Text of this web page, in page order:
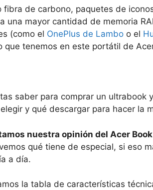
fibra de carbono, paquetes de
a una mayor cantidad de memoria
(como el OnePlus de Lambo o el
que tenemos en este portátil de
saber para comprar un ultrabook
y qué descargar para hacer la
nuestra opinión del Acer
qué tiene de especial, si eso
a día.
la tabla de características